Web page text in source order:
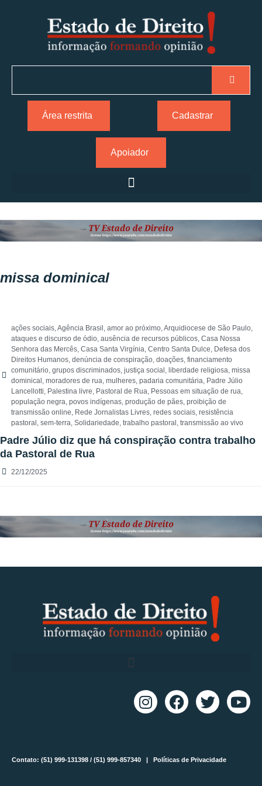
Área restrita Cadastrar
Apoiador
missa dominical
ações sociais,Agência Brasil , amor ao próximo,Arquidiocese de São Paulo,
ataques e discurso de ódio, ausência de recursos públicos, Casa Nossa
Senhora das Mercês, Casa Santa Virgínia, Centro Santa Dulce, Defesa dos
Direitos Humanos, denúncia de conspiração, doações, financiamento
comunitário, grupos discriminados, justiça social , liberdade religiosa, missa
dominical , moradores de rua, mulheres, padaria comunitária, Padre Júlio
Lancellotti, Palestina livre, Pastoral de Rua, Pessoas em situação de rua,
população negra, povos indígenas, produção de pães, proibição de
transmissão online, Rede Jornalistas Livres, redes sociais, resistência
pastoral , sem-terra, Solidariedade, trabalho pastoral , transmissão ao vivo
Padre Júlio diz que há conspiração contra trabalho
da Pastoral de Rua
22/12/2025
Contato: (51) 999-131398 / (51) 999-857340 | Políticas de Privacidade